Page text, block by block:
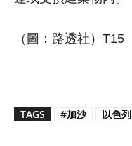
（圖：路透社）T15
TAGS #加沙 以色列